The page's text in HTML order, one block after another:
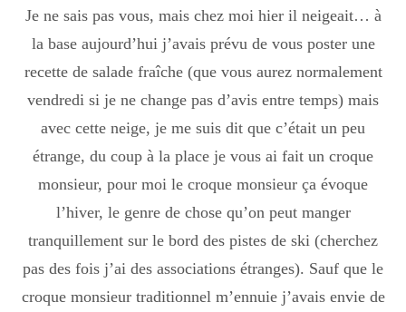
Apéro
Entrée
plats
Dessert
Je ne sais pas vous, mais chez moi hier il neigeait… à
la base aujourd’hui j’avais prévu de vous poster une
recette de salade fraîche (que vous aurez normalement
vendredi si je ne change pas d’avis entre temps) mais
avec cette neige, je me suis dit que c’était un peu
étrange, du coup à la place je vous ai fait un croque
monsieur, pour moi le croque monsieur ça évoque
l’hiver, le genre de chose qu’on peut manger
tranquillement sur le bord des pistes de ski (cherchez
pas des fois j’ai des associations étranges). Sauf que le
croque monsieur traditionnel m’ennuie j’avais envie de